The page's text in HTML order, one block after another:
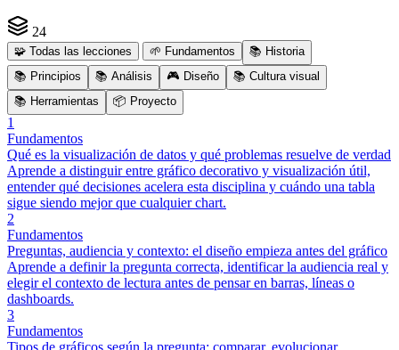
24
🧩 Todas las lecciones 🌱 Fundamentos 📚 Historia
📚 Principios 📚 Análisis 🎮 Diseño 📚 Cultura visual
📚 Herramientas 📦 Proyecto
1
Fundamentos
Qué es la visualización de datos y qué problemas resuelve de verdad
Aprende a distinguir entre gráfico decorativo y visualización útil,
entender qué decisiones acelera esta disciplina y cuándo una tabla
sigue siendo mejor que cualquier chart.
2
Fundamentos
Preguntas, audiencia y contexto: el diseño empieza antes del gráfico
Aprende a definir la pregunta correcta, identificar la audiencia real y
elegir el contexto de lectura antes de pensar en barras, líneas o
dashboards.
3
Fundamentos
Tipos de gráficos según la pregunta: comparar, evolucionar,